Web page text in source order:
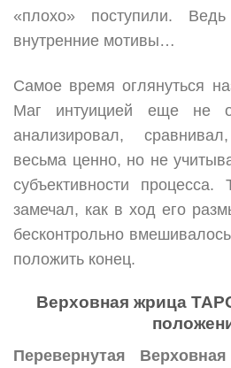
«плохо» поступили.
внутренние мотивы…
Самое время оглянуться
Маг интуицией еще не
анализировал,
весьма ценно, но не
субъективности
замечал, как в ход его
бесконтрольно
положить конец.
Верховная жрица
Перевернутая